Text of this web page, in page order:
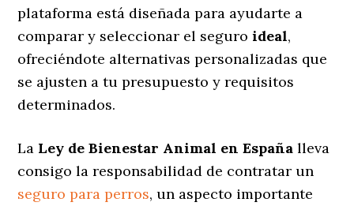
plataforma está diseñada para ayudarte a
comparar y seleccionar el seguroideal,
ofreciéndote alternativas personalizadas que
se ajusten a tu presupuesto y requisitos
determinados.
La Ley de Bienestar Animal en España lleva
consigo la responsabilidad de contratar un
seguro para perros, un aspecto importante